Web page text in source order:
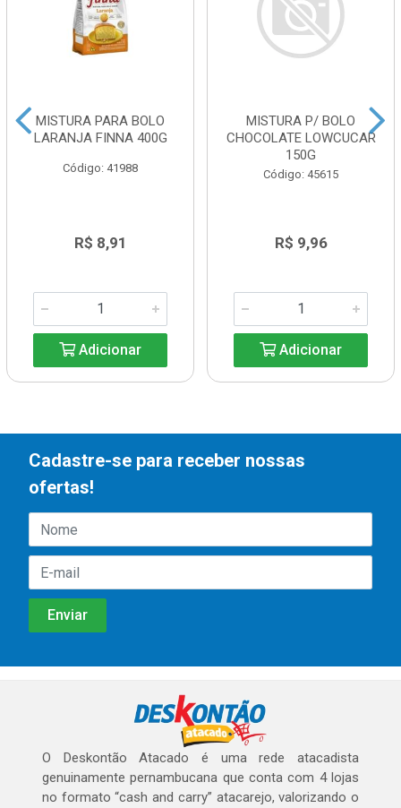
MISTURA PARA BOLO
LARANJA FINNA 400G
Código: 41988
R$ 8,91
Adicionar
MISTURA P/ BOLO
CHOCOLATE LOWCUCAR
150G
Código: 45615
R$ 9,96
Adicionar
Cadastre-se para receber nossas
ofertas!
O Deskontão Atacado é uma rede atacadista
genuinamente pernambucana que conta com 4 lojas
no formato “cash and carry” atacarejo, valorizando o